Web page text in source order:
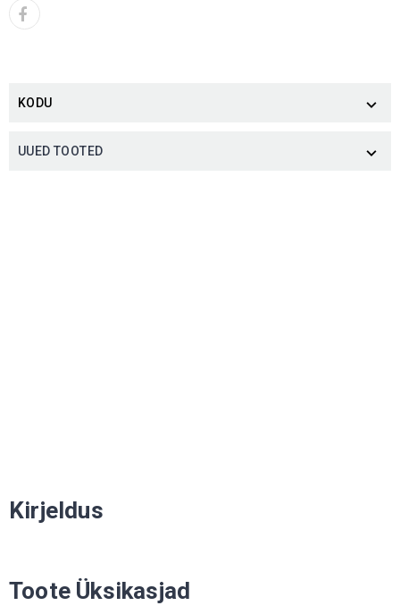
KODU 
UUED TOOTED 
Kirjeldus
Toote Üksikasjad